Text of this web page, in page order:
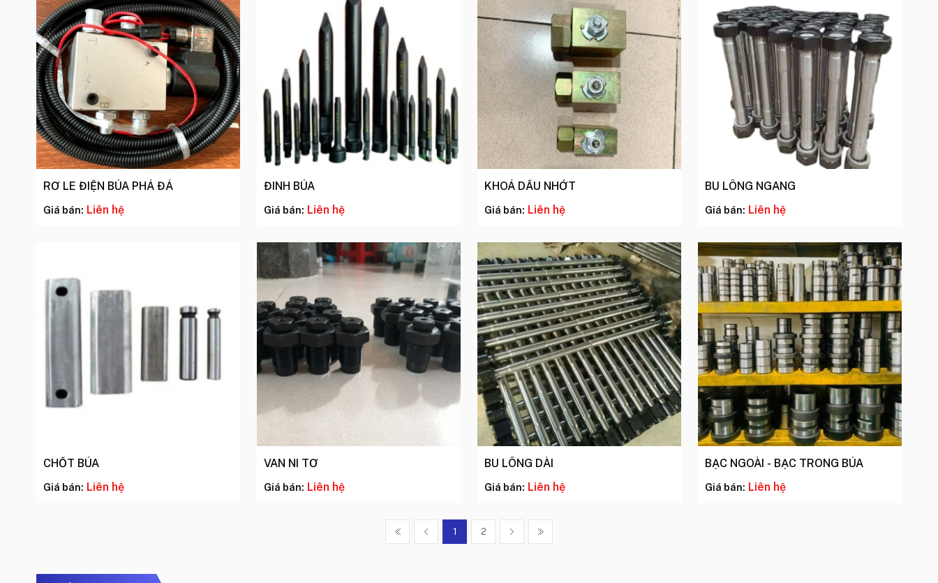
RƠ LE ĐIỆN BÚA PHÁ ĐÁ
Giá bán: Liên hệ
ĐINH BÚA
Giá bán: Liên hệ
KHOÁ DẦU NHỚT
Giá bán: Liên hệ
BU LÔNG NGANG
Giá bán: Liên hệ
CHỐT BÚA
Giá bán: Liên hệ
VAN NI TƠ
Giá bán: Liên hệ
BU LÔNG DÀI
Giá bán: Liên hệ
BẠC NGOÀI - BẠC TRONG BÚA
Giá bán: Liên hệ
1 2